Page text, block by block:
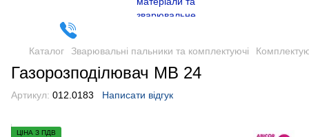
Каталог Зварювальні пальники та комплектуючі
Газорозподілювач MB 24
Артикул: 012.0183 Написати відгук
ЦІНА З ПДВ